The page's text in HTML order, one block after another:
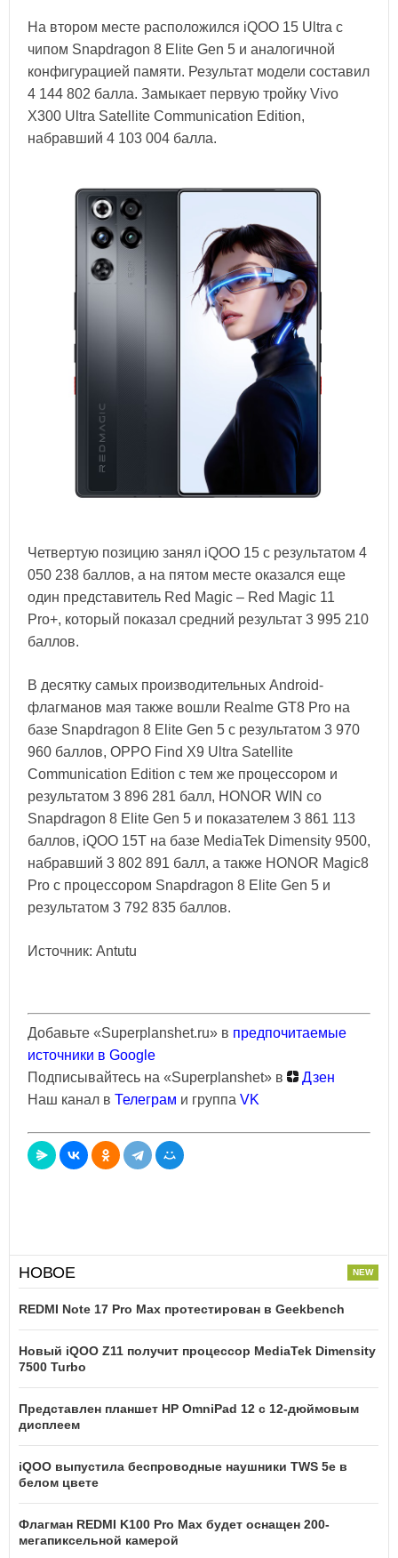
На втором месте расположился iQOO 15 Ultra с
чипом Snapdragon 8 Elite Gen 5 и аналогичной
конфигурацией памяти. Результат модели составил
4 144 802 балла. Замыкает первую тройку Vivo
X300 Ultra Satellite Communication Edition,
набравший 4 103 004 балла.
Четвертую позицию занял iQOO 15 с результатом 4
050 238 баллов, а на пятом месте оказался еще
один представитель Red Magic – Red Magic 11
Pro+, который показал средний результат 3 995 210
баллов.
В десятку самых производительных Android-
флагманов мая также вошли Realme GT8 Pro на
базе Snapdragon 8 Elite Gen 5 с результатом 3 970
960 баллов, OPPO Find X9 Ultra Satellite
Communication Edition с тем же процессором и
результатом 3 896 281 балл, HONOR WIN со
Snapdragon 8 Elite Gen 5 и показателем 3 861 113
баллов, iQOO 15T на базе MediaTek Dimensity 9500,
набравший 3 802 891 балл, а также HONOR Magic8
Pro с процессором Snapdragon 8 Elite Gen 5 и
результатом 3 792 835 баллов.
Источник: Antutu
Добавьте «Superplanshet.ru» в предпочитаемые
источники в Google
Подписывайтесь на «Superplanshet» в
Дзен
Наш канал в Телеграм и группа VK
НОВОЕ
REDMI Note 17 Pro Max протестирован в Geekbench
Новый iQOO Z11 получит процессор MediaTek Dimensity
7500 Turbo
Представлен планшет HP OmniPad 12 с 12-дюймовым
дисплеем
iQOO выпустила беспроводные наушники TWS 5e в
белом цвете
Флагман REDMI K100 Pro Max будет оснащен 200-
мегапиксельной камерой